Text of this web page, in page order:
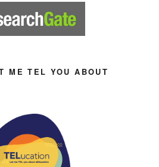
ME TEL YOU ABOUT